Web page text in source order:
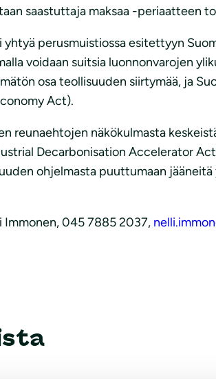
saastuttaja maksaa -periaatteen
perusmuistiossa esitettyyn
voidaan suitsia luonnonvarojen
osa teollisuuden siirtymää, ja
Act).
reunaehtojen näkökulmasta
Decarbonisation Accelerator
ohjelmasta puuttumaan jääneitä
Immonen, 045 7885 2037,